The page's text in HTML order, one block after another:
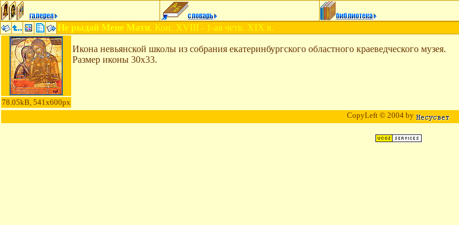
Не рыдай Мене Мати. Кон. XVIII - 1-ая четв. XIX в.
78.05kB, 541x600px
Икона невьянской школы из собрания екатеринбургского областного краеведческого музея.
Размер иконы 30x33.
CopyLeft © 2004 by